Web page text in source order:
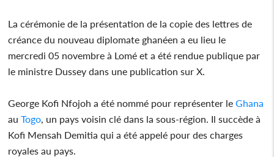
La cérémonie de la présentation de la copie des lettres de
créance du nouveau diplomate ghanéen a eu lieu le
mercredi 05 novembre à Lomé et a été rendue publique par
le ministre Dussey dans une publication sur X.
George Kofi Nfojoh a été nommé pour représenter leGhana
au Togo , un pays voisin clé dans la sous-région. Il succède à
Kofi Mensah Demitia qui a été appelé pour des charges
royales au pays.